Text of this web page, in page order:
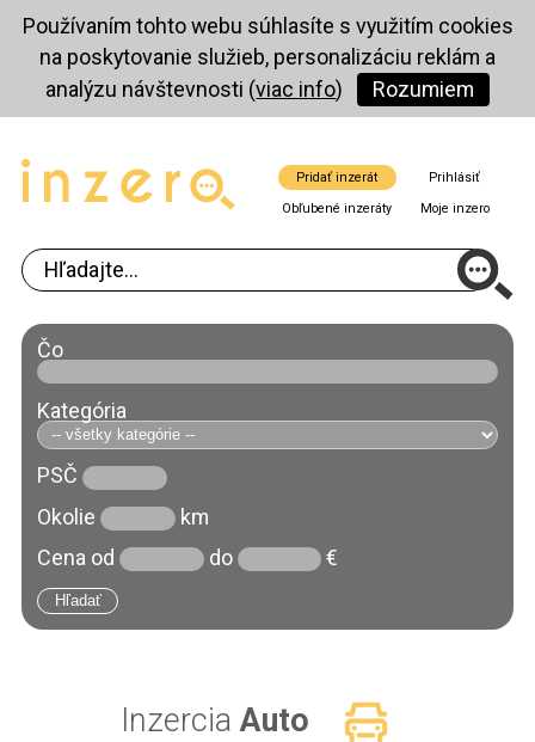
Používaním tohto webu súhlasíte s využitím cookies
na poskytovanie služieb, personalizáciu reklám a
analýzu návštevnosti (viac info) Rozumiem
Pridať inzerát
Prihlásiť
Obľubené inzeráty
Moje inzero
Čo
Kategória
PSČ
Okolie
km
Cena od do €
InzerciaAuto